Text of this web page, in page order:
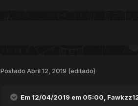
Postado Abril 12, 2019 (editado)
Em 12/04/2019 em 05:00,